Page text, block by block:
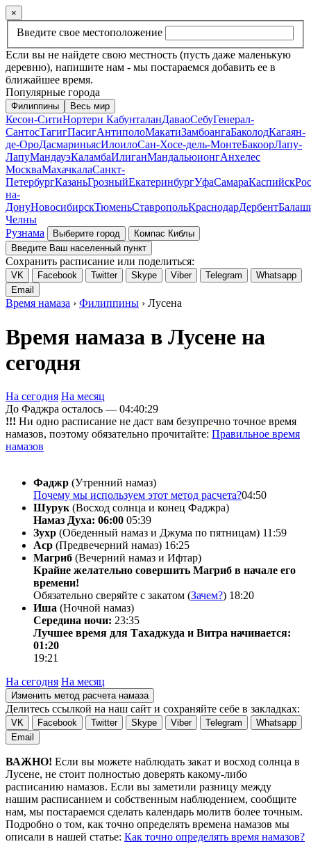
×
Введите свое местоположение
Если вы не найдете свою местность (пусть даже маленькую
деревню), напишите нам - мы постараемся добавить ее в
ближайшее время.
Популярные города
Филиппины Весь мир
Кесон-СитиНортерн КабунталанДаваоСебуГенерал-
СантосТагигПасигАнтиполоМакатиЗамбоангаБаколодКагаян-
де-ОроДасмариньясИлоилоСан-Хосе-дель-МонтеБакоорЛапу-
ЛапуМандауэКаламбаИлиганМандальюионгАнхелес
МоскваМахачкалаСанкт-
ПетербургКазаньГрозныйЕкатеринбургУфаСамараКаспийск
на-
ДонуНовосибирскТюменьСтавропольКраснодарДербент
Челны
Рузнама
Выберите город
Компас Киблы
Введите Ваш населенный пункт
Сохранить расписание или поделиться:
VK Facebook Twitter Skype Viber Telegram
Whatsapp
Email
Время намаза › Филиппины › Лусена
Время намаза в Лусене на
сегодня
На сегодня На месяц
До Фаджра осталось — 04:40:29
!!! Ни одно расписание не даст вам безупречно точное время
намазов, поэтому обязательно прочитайте: Правильное время
намазов
Фаджр (Утренний намаз)
Почему мы используем этот метод расчета?04:50
Шурук (Восход солнца и конец Фаджра)
Намаз Духа: 06:00 05:39
Зухр (Обеденный намаз и Джума по пятницам) 11:59
Аср (Предвечерний намаз) 16:25
Магриб (Вечерний намаз и Ифтар)
Крайне желательно совершить Магриб в начале его
времени!
Обязательно сверяйте с закатом (Зачем?) 18:20
Иша (Ночной намаз)
Середина ночи: 23:35
Лучшее время для Тахаджуда и Витра начинается:
01:20
19:21
На сегодня На месяц
Изменить метод расчета намаза
Делитесь ссылкой на наш сайт и сохраняйте себе в закладках:
VK Facebook Twitter Skype Viber Telegram
Whatsapp
Email
ВАЖНО! Если вы можете наблюдать закат и восход солнца в
Лусене, не стоит полностью доверять какому-либо
расписанию намазов. Если вы заметили разницу между
нашим расписанием и собственным наблюдением, сообщите
нам, мы постараемся сделать календарь молитв более точным.
Подробно о том, как точно определять времена намазов мы
описали в нашей статье: Как точно определять время намазов?